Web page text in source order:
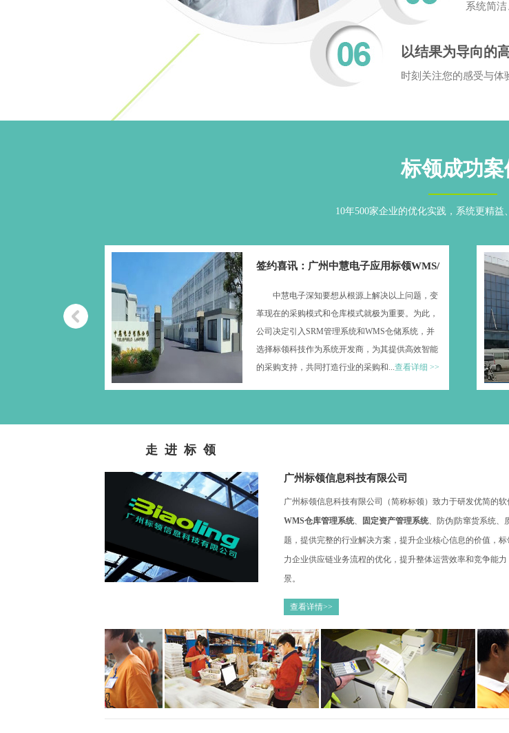
系统简
以结果为导向的
时刻关注您的感受与体
标领成功案
10年500家企业的优化实践，系统更精益
签约喜讯：广州中慧电子应用标领WMS/
中慧电子深知要想从根源上解决以上问题，变
革现在的采购模式和仓库模式就极为重要。为此，
公司决定引入SRM管理系统和WMS仓储系统，并
选择标领科技作为系统开发商，为其提供高效智能
的采购支持，共同打造行业的采购和...查看详细 >>
走进标领
广州标领信息科技有限公司
广州标领信息科技有限公司（简称标领）致力于研发优简的
WMS仓库管理系统、 固定资产管理系统、防伪|防窜货系统、
题，提供完整的行业解决方案，提升企业核心信息的价值，
力企业供应链业务流程的优化，提升整体运营效率和竞争能
景。
查看详情>>